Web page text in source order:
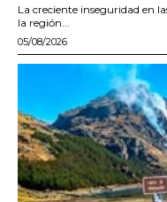
La creciente inseguridad en
la región...
05/08/2026